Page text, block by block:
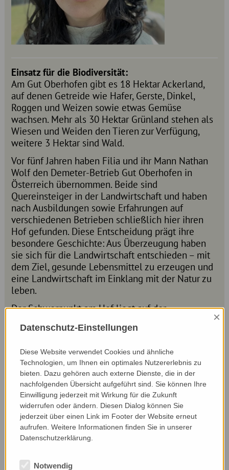
Einsatz für die Biodiversität:
Am Gut Oberhofen gibt es 18 Hektar Ackerland,
auf denen Getreide wie Hafer, Gerste, Dinkel,
Roggen und Weizen sowie etwas Gemüse
wachsen. Mehr als 30 Hektar Grünland stehen als
Wiesen und Weiden den Tieren zur Verfügung,
weitere 3 Hektar sind Wald.
Vor fünf Jahren haben Filia und ihr Mann Nathan
Wolf den Demeter-Betrieb Gut Oberhofen in
Österreich übernommen. Beide sind
Quereinsteiger in der Landwirtschaft und haben
nach Ausbildungen sowie Erfahrungen auf
verschiedenen Betrieben schließlich hier ihren
Hof gefunden. Diese Entscheidung prägt ihre
besondere Geschichte: Aus Überzeugung haben
sie sich für die Landwirtschaft entschieden – mit
dem Ziel, gesunde Lebensmittel zu erzeugen und
eine Landwirtschaft im Einklang mit der Natur zu
leben.
Der Schwerpunkt am Hof liegt auf der
Grauvieh leben mit ihren Kälbern in
Frühjahr möglich ist, sind die Tiere Tag und Nacht
auf der Weide. Ein Teil der Milch wird an die
Molkerei Wörle geliefert, zusätzlich werden
Produkte wie Milch, Topfen, Hof-Eis und vieles
weitere über einen Hofladen direkt vermarktet.
Natur und Biodiversität spielen eine zentrale
Rolle am Hof. Durch ihre extensive Weidehaltung
entstehen vielfältige Strukturen wie
stehen gelassene Bereiche. Diese bieten
Datenschutz-Einstellungen
×
Diese Website verwendet Cookies und ähnliche
Technologien, um Ihnen ein optimales Nutzererlebnis zu
bieten. Dazu gehören auch externe Dienste, die in der
nachfolgenden Übersicht aufgeführt sind. Sie können Ihre
Einwilligung jederzeit mit Wirkung für die Zukunft
widerrufen oder ändern. Diesen Dialog können Sie
jederzeit über einen Link im Footer der Website erneut
aufrufen. Weitere Informationen finden Sie in unserer
Datenschutzerklärung.
Notwendig